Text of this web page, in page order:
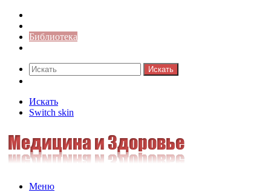
Библиотека
Искать
Искать
Switch skin
Меню